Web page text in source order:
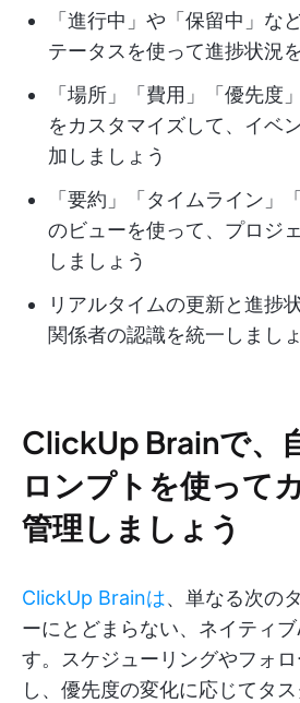
「進行中」や「保留中」な
テータスを使って進捗状況
「場所」「費用」「優先度
をカスタマイズして、イベ
加しましょう
「要約」「タイムライン」
のビューを使って、プロジ
しましょう
リアルタイムの更新と進捗
関係者の認識を統一しまし
ClickUp Brainで、
ロンプトを使って
管理しましょう
ClickUp Brainは、単なる次の
ーにとどまらない、ネイティ
す。スケジューリングやフォ
し、優先度の変化に応じてタ